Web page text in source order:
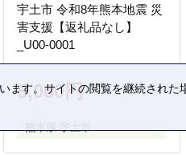
宇土市 令和8年熊本地震 災
害支援【返礼品なし】
_U00-0001
5,000円
す。サイトの閲覧を継続された